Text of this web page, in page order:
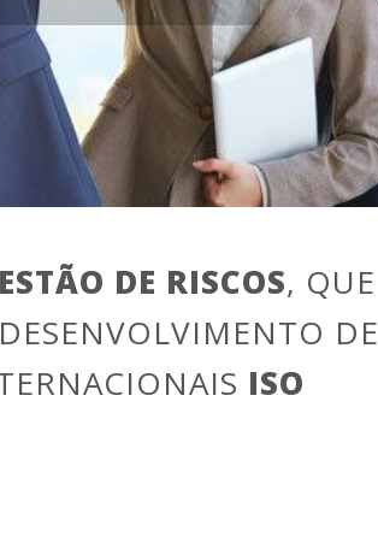
DE RISCOS, QUE
DE
ISO